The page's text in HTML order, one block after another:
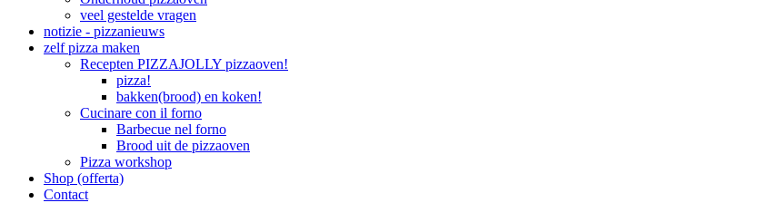
veel gestelde vragen
notizie - pizzanieuws
zelf pizza maken
Recepten PIZZAJOLLY pizzaoven!
pizza!
bakken(brood) en koken!
Cucinare con il forno
Barbecue nel forno
Brood uit de pizzaoven
Pizza workshop
Shop (offerta)
Contact